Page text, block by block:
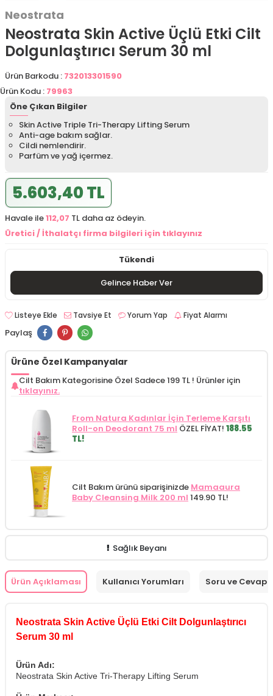
Neostrata
Neostrata Skin Active Üçlü Etki Cilt
Dolgunlaştırıcı Serum 30 ml
Ürün Barkodu : 732013301590
Ürün Kodu : 79963
Öne Çıkan Bilgiler
Skin Active Triple Tri-Therapy Lifting Serum
Anti-age bakım sağlar.
Cildi nemlendirir.
Parfüm ve yağ içermez.
5.603,40 TL
Havale ile112,07 TL daha az ödeyin.
Üretici / İthalatçı firma bilgileri için tıklayınız
Tükendi
Gelince Haber Ver
Listeye Ekle Tavsiye Et Yorum Yap Fiyat Alarmı
Paylaş
Ürüne Özel Kampanyalar
Cilt Bakım Kategorisine Özel Sadece 199 TL ! Ürünler için
tıklayınız.
From Natura Kadınlar İçin Terleme Karşıtı
Roll-on Deodorant 75 ml ÖZEL FİYAT! 188.55
TL!
Cilt Bakım ürünü siparişinizde Mamaaura
Baby Cleansing Milk 200 ml 149.90 TL!
Sağlık Beyanı
Ürün Açıklaması Kullanıcı Yorumları Soru ve Cevap
Neostrata Skin Active Üçlü Etki Cilt Dolgunlaştırıcı
Serum 30 ml
Ürün Adı:
Neostrata Skin Active Tri-Therapy Lifting Serum